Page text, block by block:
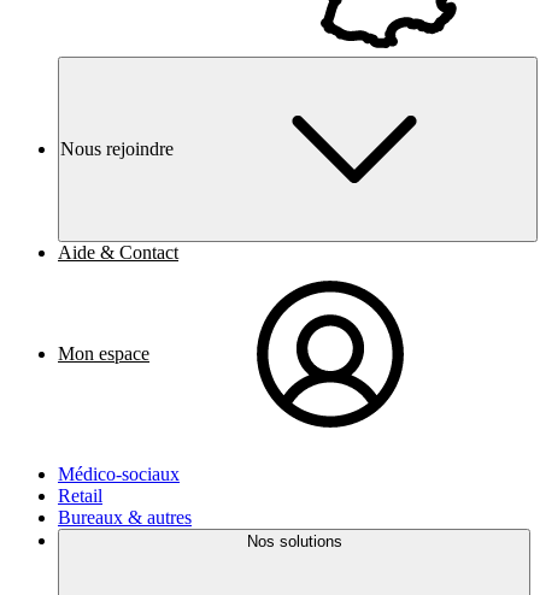
Nous rejoindre
Aide & Contact
Mon espace
Médico-sociaux
Retail
Bureaux & autres
Nos solutions